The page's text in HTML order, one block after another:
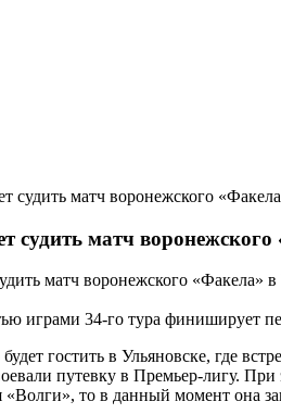
судить матч воронежского
судить матч
играми 34-го тура финиширует
гостить в Ульяновске, где
путевку в Премьер-лигу.
«Волги», то в данный момент она